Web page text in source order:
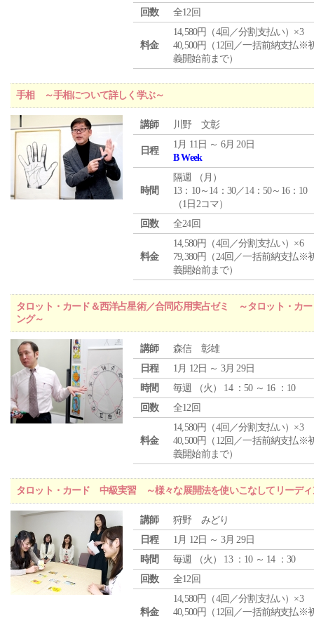
回数
全12回
料金
14,580円（4回／分割支払い）×3
40,500円（12回／一括前納支払※
義開始前まで）
手相 ～手相について詳しく学ぶ～
講師 川野 文彰
日程
1月 11日 ～ 6月 20日
B Week
時間
隔週 （ 月 ）
13：10～14：30／14：50～16：10
（1日2コマ）
回数
全24回
料金
14,580円（4回／分割支払い）×6
79,380円（24回／一括前納支払※
義開始前まで）
タロット・カード＆西洋占星術／合同応用実占ゼミ ～タロット・カ
ング～
講師
森信 彰雄
日程
1月 12日 ～ 3月 29日
時間
毎週 （火 ） 14 ：50 ～ 16 ：10
回数
全12回
料金
14,580円（4回／分割支払い）×3
40,500円（12回／一括前納支払※
義開始前まで）
タロット・カード 中級実習 ～様々な展開法を使いこなしてリーディ
講師
狩野 みどり
日程
1月 12日 ～ 3月 29日
時間
毎週 （火 ） 13 ：10 ～ 14 ：30
回数
全12回
料金
14,580円（4回／分割支払い）×3
40,500円（12回／一括前納支払※